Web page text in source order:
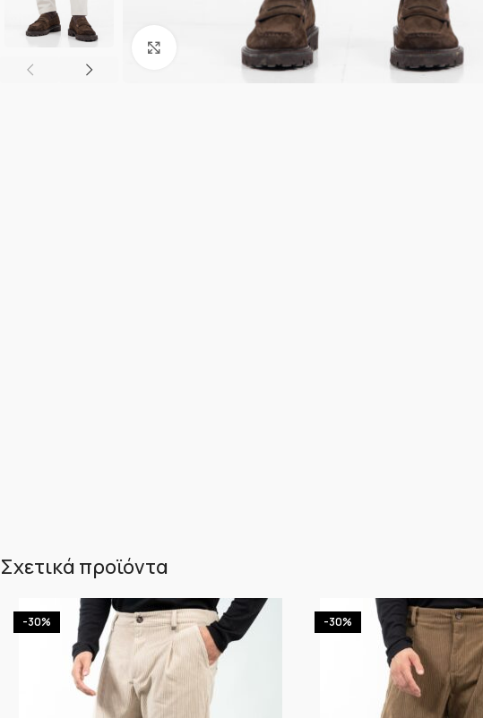
Κλικ για μεγέθυνση
Σχετικά προϊόντα
-30% -30%